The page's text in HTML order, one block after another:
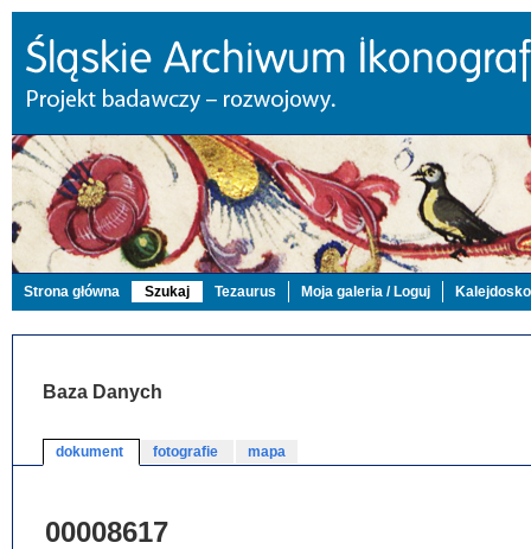
Strona główna Szukaj Tezaurus Moja galeria / Loguj
Baza Danych
dokument fotografie mapa
00008617